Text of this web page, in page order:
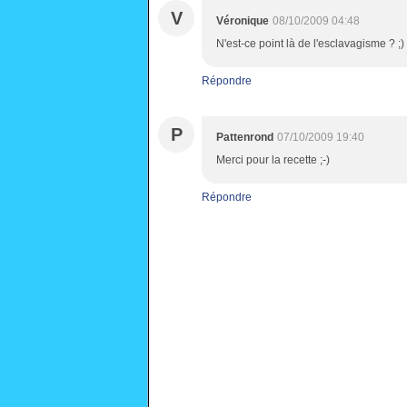
V Véronique 08/10/2009 04:48
N'est-ce point là de l'esclavagisme ? ;)
Répondre
P Pattenrond 07/10/2009 19:40
Merci pour la recette ;-)
Répondre